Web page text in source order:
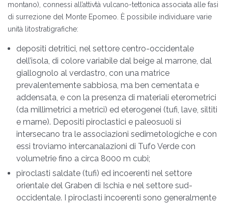
montano), connessi all’attivtà vulcano-tettonica associata alle fasi
di surrezione del Monte Epomeo. È possibile individuare varie
unità litostratigrafiche:
depositi detritici, nel settore centro-occidentale
dell’isola, di colore variabile dal beige al marrone, dal
giallognolo al verdastro, con una matrice
prevalentemente sabbiosa, ma ben cementata e
addensata, e con la presenza di materiali eterometrici
(da millimetrici a metrici) ed eterogenei (tufi, lave, siltiti
e marne). Depositi piroclastici e paleosuoli si
intersecano tra le associazioni sedimetologiche e con
essi troviamo intercanalazioni di Tufo Verde con
volumetrie fino a circa 8000 m cubi;
piroclasti saldate (tufi) ed incoerenti nel settore
orientale del Graben di Ischia e nel settore sud-
occidentale. I piroclasti incoerenti sono generalmente